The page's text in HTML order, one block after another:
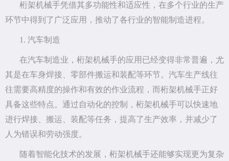
桁架机械手凭借其多功能性和适应性，在多个行业的生产
环节中得到了广泛应用，推动了各行业的智能制造进程。
1. 汽车制造
在汽车制造业，桁架机械手的应用已经变得非常普遍，尤
其是在车身焊接、零部件搬运和装配等环节。汽车生产线往
往需要高精度的操作和有效的作业流程，而桁架机械手正好
具备这些特点。通过自动化的控制，桁架机械手可以快速地
进行焊接、搬运、装配等任务，提高了生产效率，并减少了
人为错误和劳动强度。
随着智能化技术的发展，桁架机械手还能够实现更为复杂